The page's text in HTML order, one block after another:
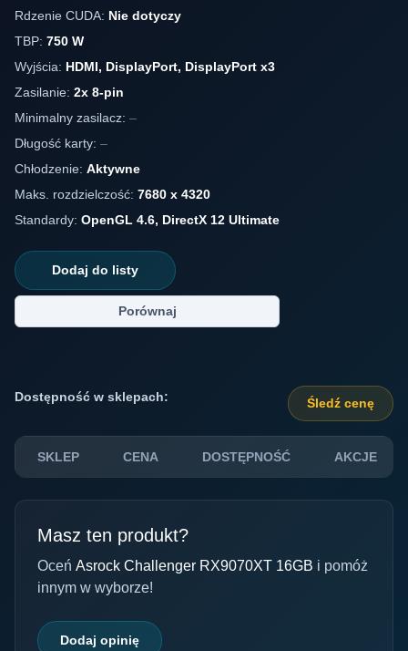
Rdzenie CUDA: Nie dotyczy
TBP: 750 W
Wyjścia: HDMI, DisplayPort, DisplayPort x3
Zasilanie: 2x 8-pin
Minimalny zasilacz: –
Długość karty: –
Chłodzenie: Aktywne
Maks. rozdzielczość: 7680 x 4320
Standardy: OpenGL 4.6, DirectX 12 Ultimate
Dodaj do listy
Porównaj
Dostępność w sklepach: Śledź cenę
SKLEP CENA DOSTĘPNOŚĆ AKCJE
Masz ten produkt?
Oceń Asrock Challenger RX9070XT 16GB i pomóż
innym w wyborze!
Dodaj opinię